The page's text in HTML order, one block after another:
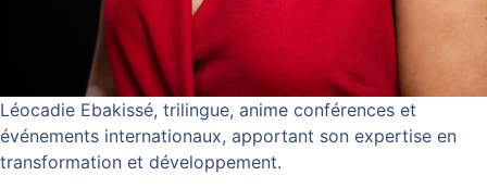
Léocadie Ebakissé, trilingue, anime conférences et
événements internationaux, apportant son expertise en
transformation et développement.